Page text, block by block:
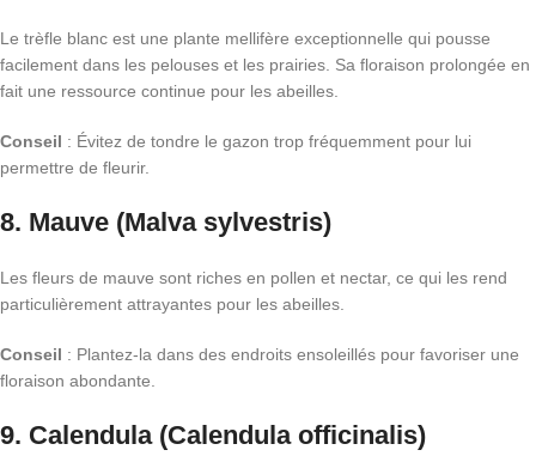
Le trèfle blanc est une plante mellifère exceptionnelle qui pousse
facilement dans les pelouses et les prairies. Sa floraison prolongée en
fait une ressource continue pour les abeilles.
Conseil : Évitez de tondre le gazon trop fréquemment pour lui
permettre de fleurir.
8. Mauve (Malva sylvestris)
Les fleurs de mauve sont riches en pollen et nectar, ce qui les rend
particulièrement attrayantes pour les abeilles.
Conseil : Plantez-la dans des endroits ensoleillés pour favoriser une
floraison abondante.
9. Calendula (Calendula officinalis)